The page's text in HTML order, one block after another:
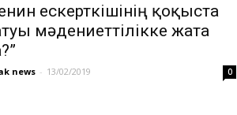
ескерткішінің қоқыста
мәдениеттілікке жата
news - 13/02/2019 0